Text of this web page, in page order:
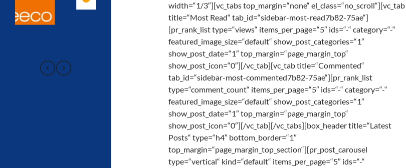
width=“1/3″][vc_tabs top_margin=“none“ el_class=“no_scroll“][vc_tab
title=“Most Read“ tab_id=“sidebar-most-read7b82-75ae“]
[pr_rank_list type=“views“ items_per_page=“5″ ids=“-“ category=“-“
featured_image_size=“default“ show_post_categories=“1″
show_post_date=“1″ top_margin=“page_margin_top“
show_post_icon=“0″][/vc_tab][vc_tab title=“Commented“
tab_id=“sidebar-most-commented7b82-75ae“][pr_rank_list
type=“comment_count“ items_per_page=“5″ ids=“-“ category=“-“
featured_image_size=“default“ show_post_categories=“1″
show_post_date=“1″ top_margin=“page_margin_top“
show_post_icon=“0″][/vc_tab][/vc_tabs][box_header title=“Latest
Posts“ type=“h4″ bottom_border=“1″
top_margin=“page_margin_top_section“][pr_post_carousel
type=“vertical“ kind=“default“ items_per_page=“5″ ids=“-“